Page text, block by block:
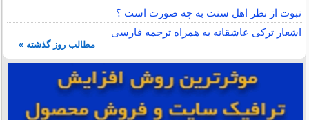
نبوت از نظر اهل سنت به چه صورت است ؟
اشعار ترکی عاشقانه به همراه ترجمه فارسی
مطالب روز گذشته »